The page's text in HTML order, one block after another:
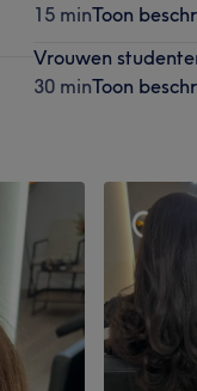
15 minToon
Vrouwen
30 minToon